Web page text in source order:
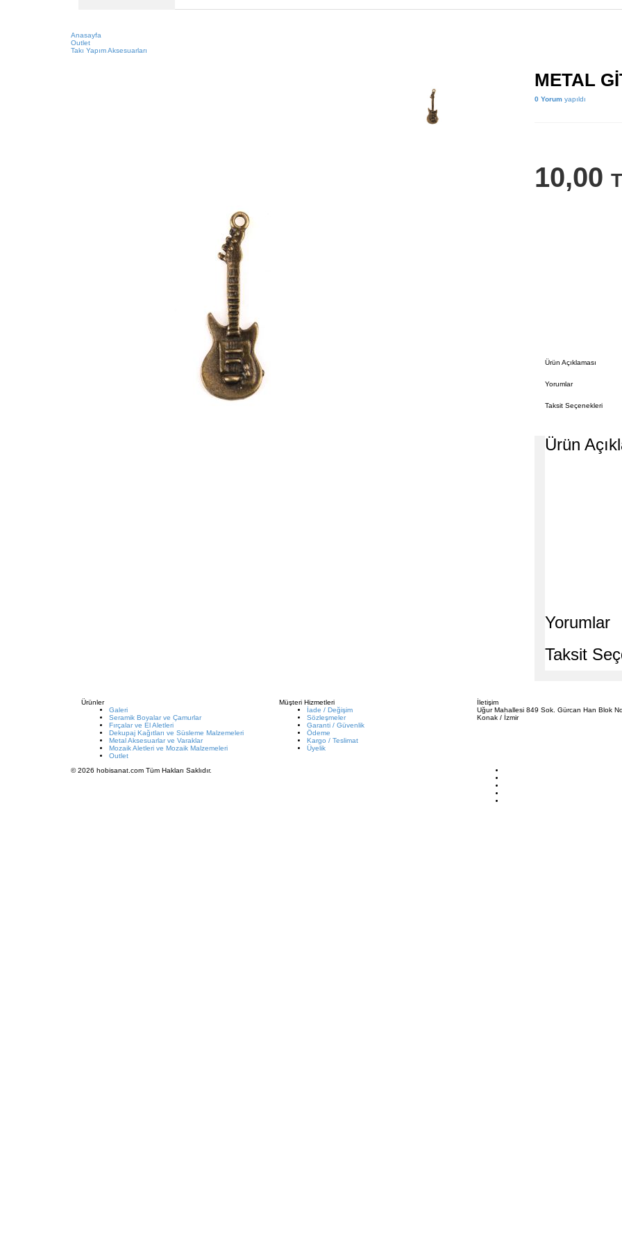
Anasayfa
Outlet
Takı Yapım Aksesuarları
METAL
0 Yorumyapıldı
10,00
Ürün Açıklaması
Yorumlar
Taksit Seçenekleri
Ürün
Yorumlar
Taksit
Ürünler
Galeri
Seramik Boyalar ve Çamurlar
Fırçalar ve El Aletleri
Dekupaj Kağıtları ve Süsleme Malzemeleri
Metal Aksesuarlar ve Varaklar
Mozaik Aletleri ve Mozaik Malzemeleri
Outlet
Müşteri Hizmetleri
İade / Değişim
Sözleşmeler
Garanti / Güvenlik
Ödeme
Kargo / Teslimat
Üyelik
İletişim
Uğur Mahallesi 849 Sok. Gürcan Han Blok
Konak / İzmir
© 2026 hobisanat.com Tüm Hakları Saklıdır.